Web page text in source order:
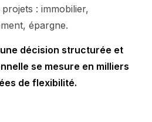
: immobilier,
épargne.
décision structurée et
se mesure en milliers
de flexibilité.